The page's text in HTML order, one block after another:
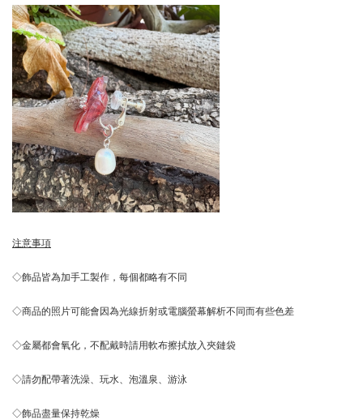
注意事項
◇飾品皆為加手工製作，每個都略有不同
◇商品的照片可能會因為光線折射或電腦螢幕解析不同而有些色差
◇金屬都會氧化，不配戴時請用軟布擦拭放入夾鏈袋
◇請勿配帶著洗澡、玩水、泡溫泉、游泳
◇飾品盡量保持乾燥